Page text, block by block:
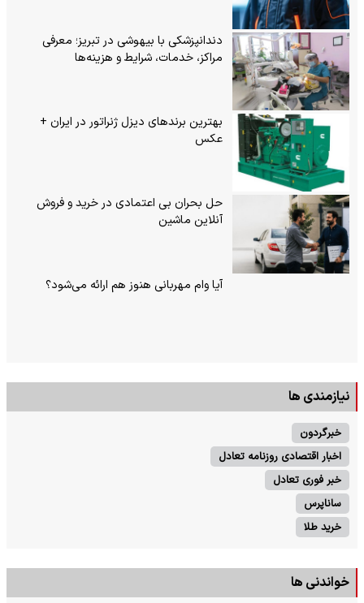
دندانپزشکی با بیهوشی در تبریز؛ معرفی
مراکز، خدمات، شرایط و هزینه‌ها
بهترین برندهای دیزل ژنراتور در ایران +
عکس
حل بحران بی‌ اعتمادی در خرید و فروش
آنلاین ماشین
آیا وام مهربانی هنوز هم ارائه می‌شود؟
نیازمندی ها
خبرگردون
اخبار اقتصادی روزنامه تعادل
خبر فوری تعادل
ساناپرس
خرید طلا
خواندنی ها